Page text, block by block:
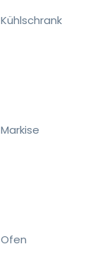
Kühlschrank
Markise
Ofen